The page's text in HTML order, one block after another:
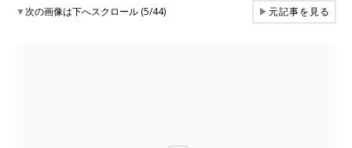
▼次の画像は下へスクロール (5/44) ▶元記事を見る